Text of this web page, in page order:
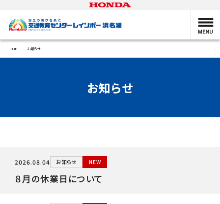
TOP お知らせ
お知らせ
2026.08.04 お知らせ NEW
８月の休業日について